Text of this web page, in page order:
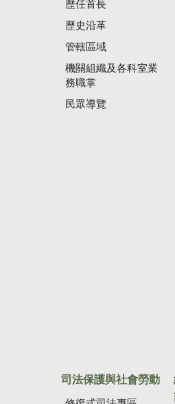
歷任首長
歷史沿革
管轄區域
機關組織及各科室業
務職掌
民眾導覽
司法保護與社會勞動